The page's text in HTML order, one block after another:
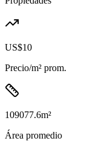
US$10
Precio/m² prom.
109077.6m²
Área promedio